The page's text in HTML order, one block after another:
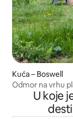
Kuća – Boswell
Odmor na vrhu
kućne ljubimce
U koje